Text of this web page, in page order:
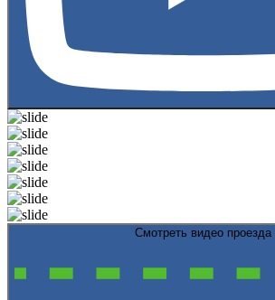
Смотреть видео проезда